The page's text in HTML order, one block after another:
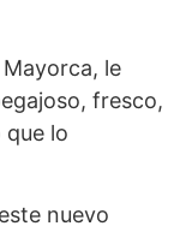
le
fresco,
que lo
nuevo